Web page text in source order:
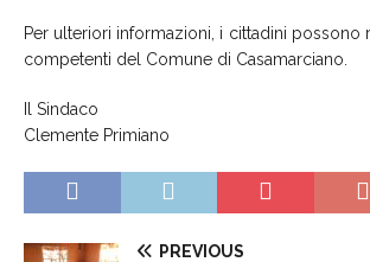
Per ulteriori informazioni, i cittadini possono
competenti del Comune di Casamarciano.
Il Sindaco
Clemente Primiano
PREVIOUS